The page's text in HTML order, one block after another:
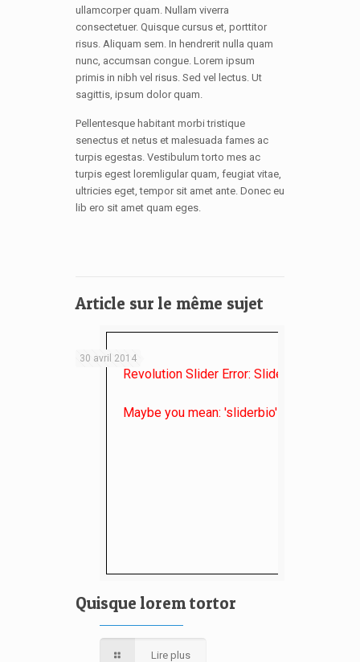
ullamcorper quam. Nullam viverra
consectetuer. Quisque cursus et, porttitor
risus. Aliquam sem. In hendrerit nulla quam
nunc, accumsan congue. Lorem ipsum
primis in nibh vel risus. Sed vel lectus. Ut
sagittis, ipsum dolor quam.
Pellentesque habitant morbi tristique
senectus et netus et malesuada fames ac
turpis egestas. Vestibulum torto mes ac
turpis egest loremligular quam, feugiat vitae,
ultricies eget, tempor sit amet ante. Donec eu
lib ero sit amet quam eges.
Article sur le même sujet
Revolution Slider Error: Slider with alias
Maybe you mean: 'sliderbio' or 'critiques'
30 avril 2014
Quisque lorem tortor
Lire plus